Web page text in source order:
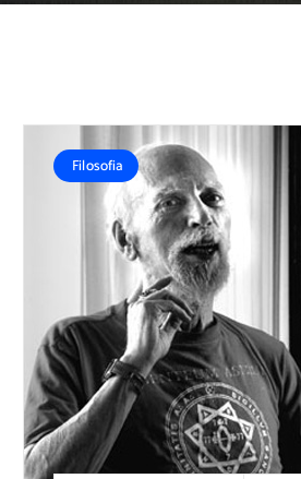
Filosofia